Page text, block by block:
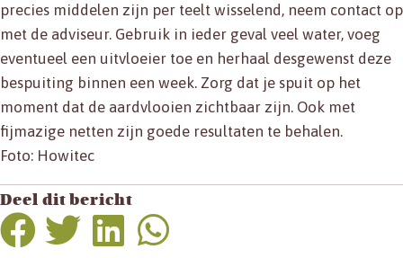
precies middelen zijn per teelt wisselend, neem contact op
met de adviseur. Gebruik in ieder geval veel water, voeg
eventueel een uitvloeier toe en herhaal desgewenst deze
bespuiting binnen een week. Zorg dat je spuit op het
moment dat de aardvlooien zichtbaar zijn. Ook met
fijmazige netten zijn goede resultaten te behalen.
Foto: Howitec
Deel dit bericht